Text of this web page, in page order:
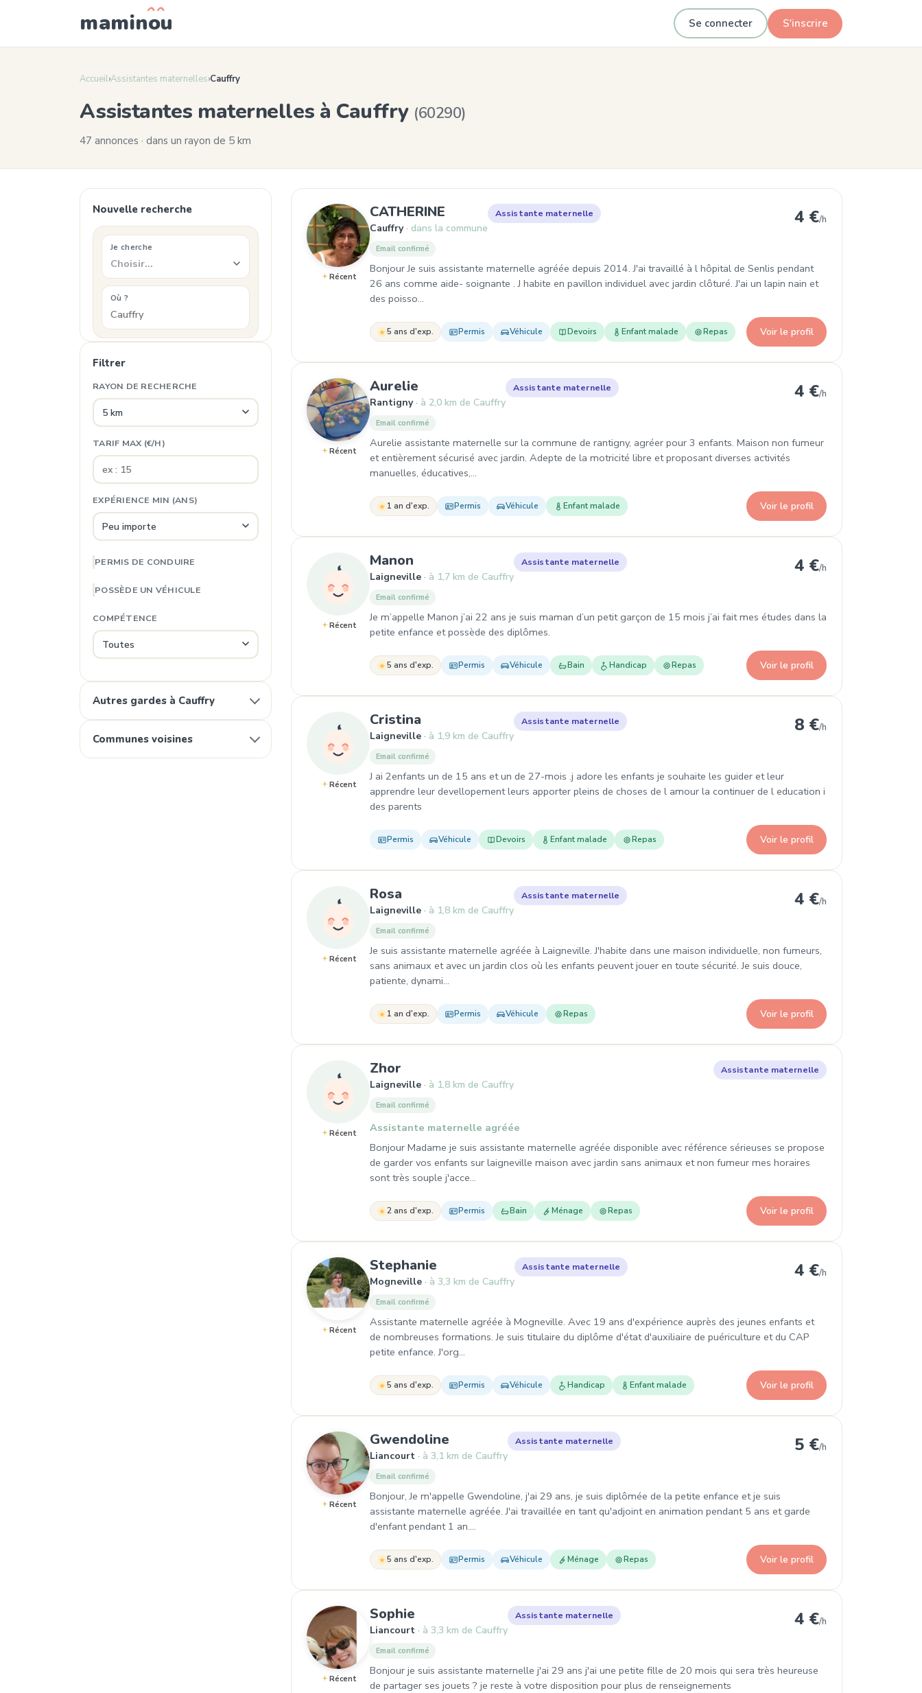
maminou Se connecter S'inscrire
Accueil›Assistantes maternelles›Cauffry
Assistantes maternelles à Cauffry (60290)
47 annonces · dans un rayon de 5 km
Nouvelle recherche
Je cherche
Choisir…
Où ?
Filtrer
RAYON DE RECHERCHE
TARIF MAX (€/H)
EXPÉRIENCE MIN (ANS)
PERMIS DE CONDUIRE
POSSÈDE UN VÉHICULE
COMPÉTENCE
Autres gardes à Cauffry
Communes voisines
Récent
CATHERINE , Assistante maternelle à Cauffry
Cauffry dans la commune
Assistante maternelle 4 €/h
Email confirmé
Bonjour Je suis assistante maternelle agréée depuis 2014. J'ai travaillé à l hôpital de Senlis pendant
26 ans comme aide- soignante . J habite en pavillon individuel avec jardin clôturé. J'ai un lapin nain et
des poisso…
5 ans d'exp. Permis Véhicule Devoirs Enfant malade Repas Voir le profil
Récent
Aurelie , Assistante maternelle à Rantigny
Rantigny à 2,0 km de Cauffry
Assistante maternelle 4 €/h
Email confirmé
Aurelie assistante maternelle sur la commune de rantigny, agréer pour 3 enfants. Maison non fumeur
et entièrement sécurisé avec jardin. Adepte de la motricité libre et proposant diverses activités
manuelles, éducatives,…
1 an d'exp. Permis Véhicule Enfant malade Voir le profil
Récent
Manon , Assistante maternelle à Laigneville
Laigneville à 1,7 km de Cauffry
Assistante maternelle 4 €/h
Email confirmé
Je m’appelle Manon j’ai 22 ans je suis maman d’un petit garçon de 15 mois j’ai fait mes études dans la
petite enfance et possède des diplômes.
5 ans d'exp. Permis Véhicule Bain Handicap Repas Voir le profil
Récent
Cristina , Assistante maternelle à Laigneville
Laigneville à 1,9 km de Cauffry
Assistante maternelle 8 €/h
Email confirmé
J ai 2enfants un de 15 ans et un de 27-mois .j adore les enfants je souhaite les guider et leur
apprendre leur devellopement leurs apporter pleins de choses de l amour la continuer de l education i
des parents
Permis Véhicule Devoirs Enfant malade Repas Voir le profil
Récent
Rosa , Assistante maternelle à Laigneville
Laigneville à 1,8 km de Cauffry
Assistante maternelle 4 €/h
Email confirmé
Je suis assistante maternelle agréée à Laigneville. J'habite dans une maison individuelle, non fumeurs,
sans animaux et avec un jardin clos où les enfants peuvent jouer en toute sécurité. Je suis douce,
patiente, dynami…
1 an d'exp. Permis Véhicule Repas Voir le profil
Récent
Zhor
Laigneville à 1,8 km de Cauffry
Assistante maternelle
Email confirmé
Assistante maternelle agréée
Bonjour Madame je suis assistante maternelle agréée disponible avec référence sérieuses se propose
de garder vos enfants sur laigneville maison avec jardin sans animaux et non fumeur mes horaires
sont très souple j'acce…
2 ans d'exp. Permis Bain Ménage Repas Voir le profil
Récent
Stephanie , Assistante maternelle à Mogneville
Mogneville à 3,3 km de Cauffry
Assistante maternelle 4 €/h
Email confirmé
Assistante maternelle agréée à Mogneville. Avec 19 ans d'expérience auprès des jeunes enfants et
de nombreuses formations. Je suis titulaire du diplôme d'état d'auxiliaire de puériculture et du CAP
petite enfance. J'org…
5 ans d'exp. Permis Véhicule Handicap Enfant malade Voir le profil
Récent
Gwendoline , Assistante maternelle à Liancourt
Liancourt à 3,1 km de Cauffry
Assistante maternelle 5 €/h
Email confirmé
Bonjour, Je m'appelle Gwendoline, j'ai 29 ans, je suis diplômée de la petite enfance et je suis
assistante maternelle agréée. J'ai travaillée en tant qu'adjoint en animation pendant 5 ans et garde
d'enfant pendant 1 an.…
5 ans d'exp. Permis Véhicule Ménage Repas Voir le profil
Récent
Sophie , Assistante maternelle à Liancourt
Liancourt à 3,3 km de Cauffry
Assistante maternelle 4 €/h
Email confirmé
Bonjour je suis assistante maternelle j'ai 29 ans j'ai une petite fille de 20 mois qui sera très heureuse
de partager ses jouets ? je reste à votre disposition pour plus de renseignements